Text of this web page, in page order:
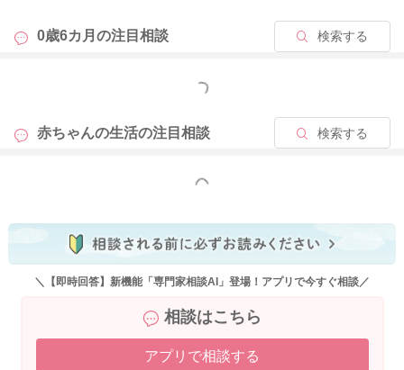
2025/12/27 21:15
0歳6カ月の注目相談 検索する
もっと見る
赤ちゃんの生活の注目相談 検索する
もっと見る
＼【即時回答】新機能「専門家相談AI」登場！アプリで今すぐ相談／
相談はこちら
アプリで相談する